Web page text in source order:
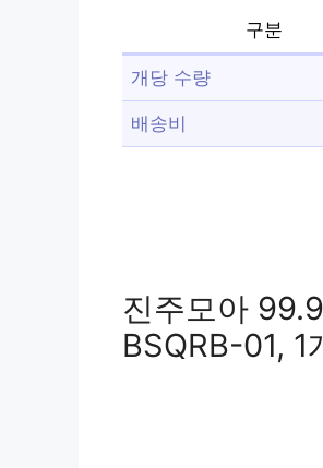
구분
개당 수량
배송비
진주모아
BSQRB-01, 1